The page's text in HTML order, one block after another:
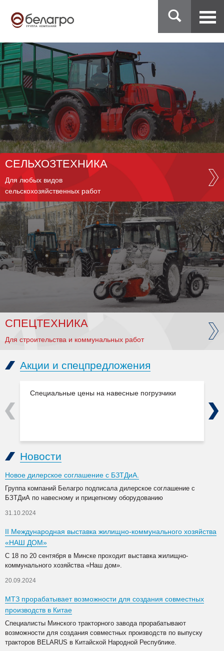
СЕЛЬХОЗТЕХНИКА
Для любых видов
сельскохозяйственных работ
СПЕЦТЕХНИКА
Для строительства и коммунальных работ
Акции и спецпредложения
Специальные цены на навесные погрузчики
Previous Next
Новости
Новое дилерское соглашение с БЗТДиА.
Группа компаний Белагро подписала дилерское соглашение с
БЗТДиА по навесному и прицепному оборудованию
31.10.2024
II Международная выставка жилищно-коммунального хозяйства
«НАШ ДОМ»
С 18 по 20 сентября в Минске проходит выставка жилищно-
коммунального хозяйства «Наш дом».
20.09.2024
МТЗ прорабатывает возможности для создания совместных
производств в Китае
Специалисты Минского тракторного завода прорабатывают
возможности для создания совместных производств по выпуску
тракторов BELARUS в Китайской Народной Республике.